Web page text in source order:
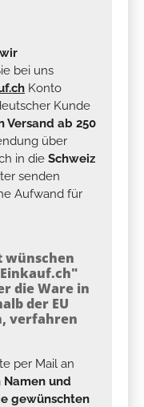
bei uns
Konto
Kunde
Versand ab 250
über
in die Schweiz
senden
Aufwand für
wünschen
die Ware in
der EU
verfahren
per Mail an
Namen und
gewünschten